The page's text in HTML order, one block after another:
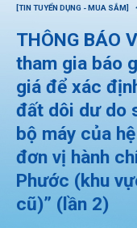
[TIN TUYỂN DỤNG - MUA SẮM]
THÔNG BÁO
tham gia báo
giá để xác
đất dôi dư do
bộ máy của
đơn vị hành
Phước (khu
cũ)” (lần 2)